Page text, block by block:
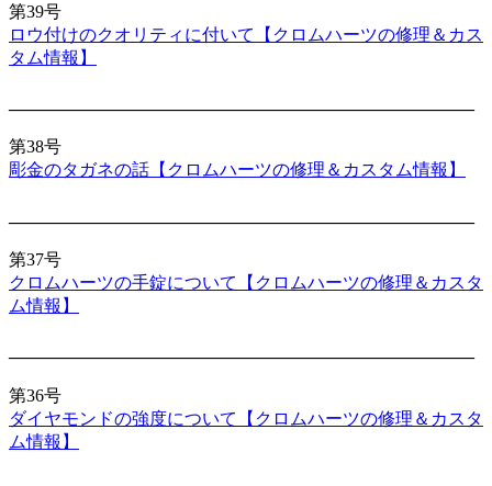
第39号
ロウ付けのクオリティに付いて【クロムハーツの修理＆カス
タム情報】
第38号
彫金のタガネの話【クロムハーツの修理＆カスタム情報】
第37号
クロムハーツの手錠について【クロムハーツの修理＆カスタ
ム情報】
第36号
ダイヤモンドの強度について【クロムハーツの修理＆カスタ
ム情報】